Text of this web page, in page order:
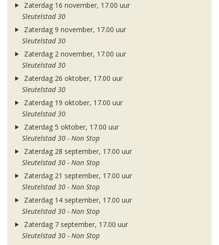
Zaterdag 16 november, 17.00 uur
Sleutelstad 30
Zaterdag 9 november, 17.00 uur
Sleutelstad 30
Zaterdag 2 november, 17.00 uur
Sleutelstad 30
Zaterdag 26 oktober, 17.00 uur
Sleutelstad 30
Zaterdag 19 oktober, 17.00 uur
Sleutelstad 30
Zaterdag 5 oktober, 17.00 uur
Sleutelstad 30 - Non Stop
Zaterdag 28 september, 17.00 uur
Sleutelstad 30 - Non Stop
Zaterdag 21 september, 17.00 uur
Sleutelstad 30 - Non Stop
Zaterdag 14 september, 17.00 uur
Sleutelstad 30 - Non Stop
Zaterdag 7 september, 17.00 uur
Sleutelstad 30 - Non Stop